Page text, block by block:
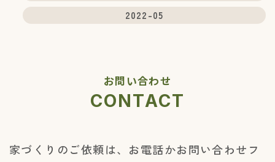
2022-05
お問い合わせ
CONTACT
家づくりのご依頼は、お電話かお問い合わせフ